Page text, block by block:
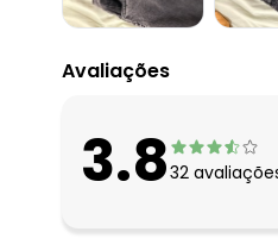
Avaliações
3.832